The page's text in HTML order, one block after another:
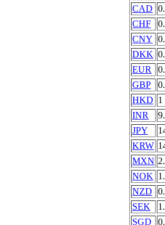
CAD
CHF
CNY
DKK
EUR
GBP
HKD 1
INR
JPY
KRW
MXN
NOK
NZD
SEK
SGD